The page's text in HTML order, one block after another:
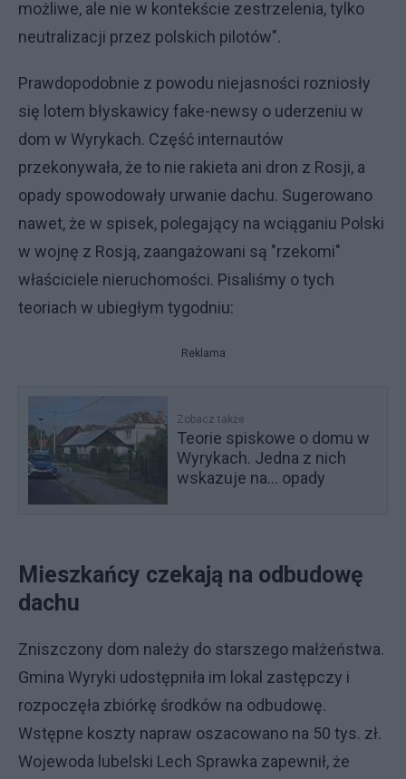
możliwe, ale nie w kontekście zestrzelenia, tylko
neutralizacji przez polskich pilotów".
Prawdopodobnie z powodu niejasności rozniosły
się lotem błyskawicy fake-newsy o uderzeniu w
dom w Wyrykach. Część internautów
przekonywała, że to nie rakieta ani dron z Rosji, a
opady spowodowały urwanie dachu. Sugerowano
nawet, że w spisek, polegający na wciąganiu Polski
w wojnę z Rosją, zaangażowani są "rzekomi"
właściciele nieruchomości. Pisaliśmy o tych
teoriach w ubiegłym tygodniu:
Reklama
Zobacz także
Teorie spiskowe o domu w
Wyrykach. Jedna z nich
wskazuje na... opady
Mieszkańcy czekają na odbudowę
dachu
Zniszczony dom należy do starszego małżeństwa.
Gmina Wyryki udostępniła im lokal zastępczy i
rozpoczęła zbiórkę środków na odbudowę.
Wstępne koszty napraw oszacowano na 50 tys. zł.
Wojewoda lubelski Lech Sprawka zapewnił, że